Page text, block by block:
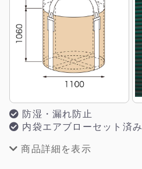
防湿・漏れ防止
内袋エアブローセット済み
商品詳細を表示